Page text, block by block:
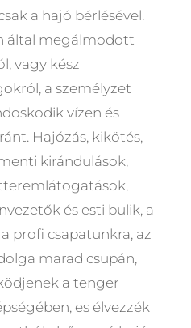
a hajó bérlésével.
által megálmodott
vagy kész
a személyzet
vízen és
Hajózás, kikötés,
kirándulások,
és esti bulik, a
profi csapatunkra, az
marad csupán,
a tenger
es élvezzék